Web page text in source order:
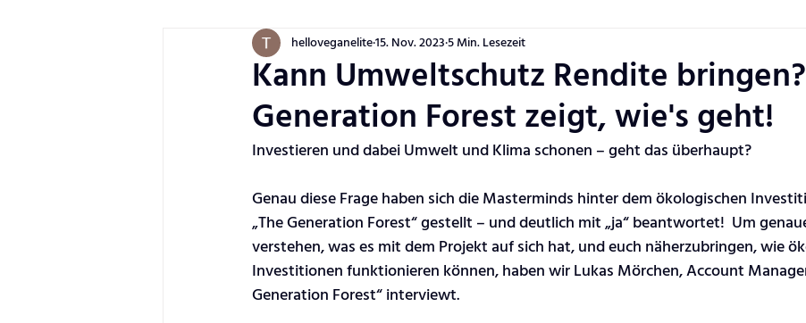
Kann Umweltschutz Rendite
Generation Forest zeigt, wie's geht!
helloveganelite15. Nov. 20235 Min. Lesezeit
Investieren und dabei Umwelt und Klima schonen – geht das überhaupt?
Genau diese Frage haben sich die Masterminds hinter dem ökologischen
„The Generation Forest“ gestellt – und deutlich mit „ja“ beantwortet!  Um
verstehen, was es mit dem Projekt auf sich hat, und euch näherzubringen, wie
Investitionen funktionieren können, haben wir Lukas Mörchen, Account
Generation Forest“ interviewt.